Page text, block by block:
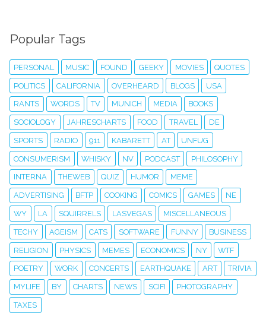
Popular Tags
PERSONAL MUSIC FOUND GEEKY MOVIES QUOTES
POLITICS CALIFORNIA OVERHEARD BLOGS USA
RANTS WORDS TV MUNICH MEDIA BOOKS
SOCIOLOGY JAHRESCHARTS FOOD TRAVEL DE
SPORTS RADIO 911 KABARETT AT UNFUG
CONSUMERISM WHISKY NV PODCAST PHILOSOPHY
INTERNA THEWEB QUIZ HUMOR MEME
ADVERTISING BFTP COOKING COMICS GAMES NE
WY LA SQUIRRELS LASVEGAS MISCELLANEOUS
TECHY AGEISM CATS SOFTWARE FUNNY BUSINESS
RELIGION PHYSICS MEMES ECONOMICS NY WTF
POETRY WORK CONCERTS EARTHQUAKE ART TRIVIA
MYLIFE BY CHARTS NEWS SCIFI PHOTOGRAPHY
TAXES